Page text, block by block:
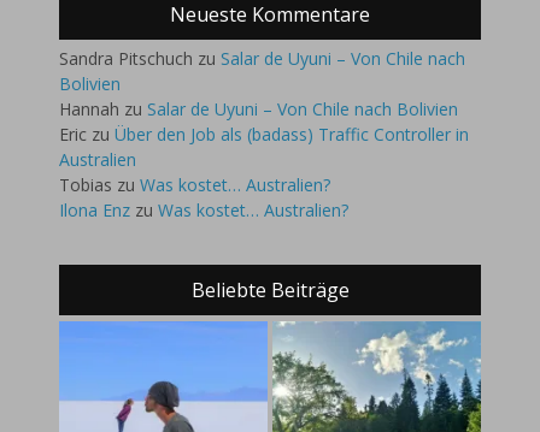
Neueste Kommentare
Sandra Pitschuch zu Salar de Uyuni – Von Chile nach
Bolivien
Hannah zu Salar de Uyuni – Von Chile nach Bolivien
Eric zu Über den Job als (badass) Traffic Controller in
Australien
Tobias zu Was kostet… Australien?
Ilona Enz zu Was kostet… Australien?
Beliebte Beiträge